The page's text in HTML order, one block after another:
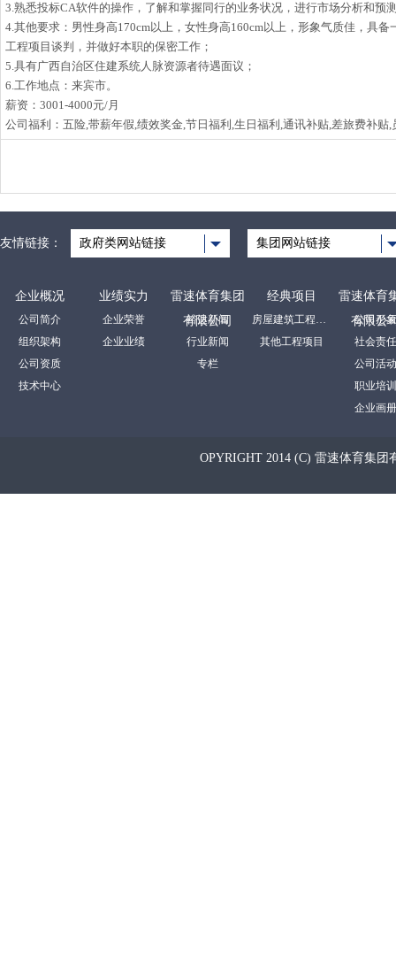
3.熟悉投标CA软件的操作，了解和掌握同行的业务状况，进行市场分析和预
4.其他要求：男性身高170cm以上，女性身高160cm以上，形象气质佳，具
工程项目谈判，并做好本职的保密工作；
5.具有广西自治区住建系统人脉资源者待遇面议；
6.工作地点：来宾市。
薪资：3001-4000元/月
公司福利：五险,带薪年假,绩效奖金,节日福利,生日福利,通讯补贴,差旅费补贴
友情链接： 政府类网站链接 集团网站链接
企业概况
公司简介
组织架构
公司资质
技术中心
业绩实力
企业荣誉
企业业绩
雷速体育集团
有限公司
裕达新闻
行业新闻
专栏
经典项目
房屋建筑工程项目
其他工程项目
雷速体育
有限公
公司形象
社会责任
公司活动
职业培训
企业画册
OPYRIGHT 2014 (C) 雷速体育集团